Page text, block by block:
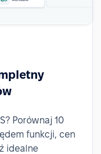
Porównaj 10
funkcji, cen
idealne